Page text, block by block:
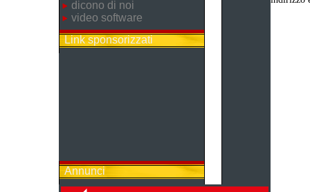
dicono di noi
video software
Link sponsorizzati
Annunci